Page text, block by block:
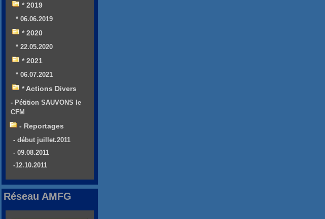
* 2019
* 06.06.2019
* 2020
* 22.05.2020
* 2021
* 06.07.2021
* Actions Divers
- Pétition SAUVONS le
CFM
- Reportages
- début juillet.2011
- 09.08.2011
-12.10.2011
Réseau AMFG